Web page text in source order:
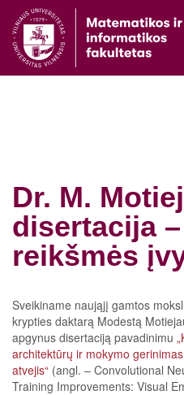
Dr. M.
disertacija
reikšmės
Sveikiname naująjį gamtos
krypties daktarą Modestą
apgynus disertaciją pavadinimu
architektūrų ir mokymo
atvejis“ (angl. – Convolutional
Training Improvements: Visual